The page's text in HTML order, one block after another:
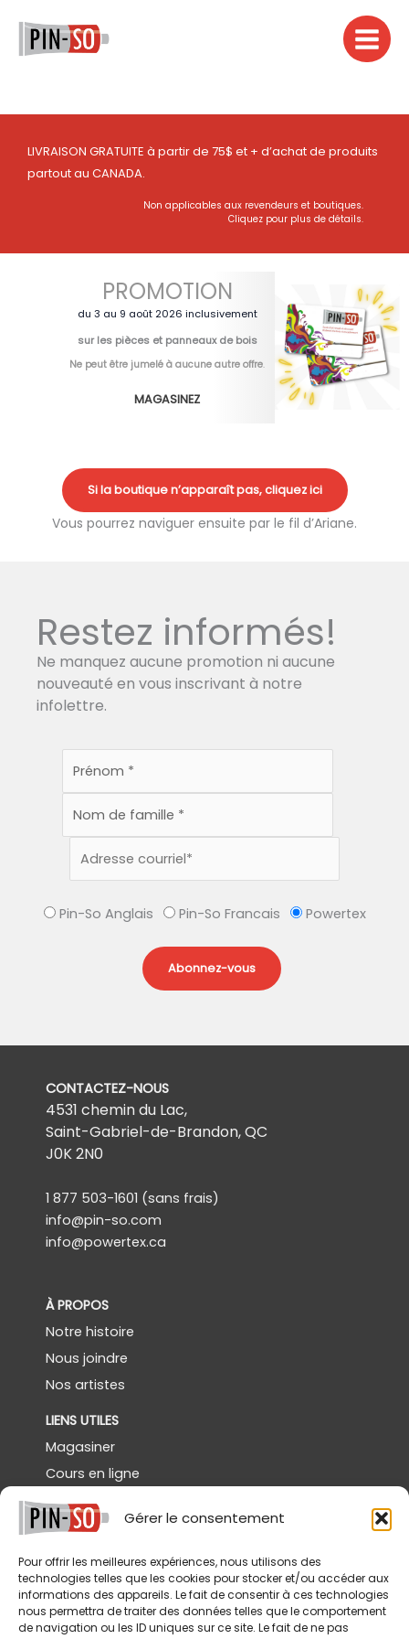
Gérer le consentement
Pour offrir les meilleures expériences, nous utilisons des
technologies telles que les cookies pour stocker et/ou accéder aux
informations des appareils. Le fait de consentir à ces technologies
nous permettra de traiter des données telles que le comportement
de navigation ou les ID uniques sur ce site. Le fait de ne pas
contenu
LIVRAISON GRATUITE à partir de 75$ et + d’achat de produits
partout au CANADA.
Non applicables aux revendeurs et boutiques.
Cliquez pour plus de détails.
PROMOTION
du 3 au 9 août 2026 inclusivement
sur les pièces et panneaux de bois
Ne peut être jumelé à aucune autre offre.
MAGASINEZ
Si la boutique n’apparaît pas, cliquez ici
Vous pourrez naviguer ensuite par le fil d’Ariane.
Restez informés!
Ne manquez aucune promotion ni aucune
nouveauté en vous inscrivant à notre
infolettre.
Pin-So Anglais Pin-So Francais Powertex
CONTACTEZ-NOUS
4531 chemin du Lac,
Saint-Gabriel-de-Brandon, QC
J0K 2N0
1 877 503-1601 (sans frais)
info@pin-so.com
info@powertex.ca
À PROPOS
Notre histoire
Nous joindre
Nos artistes
LIENS UTILES
Magasiner
Cours en ligne
Démos gratuites
Powertex Canada
SERVICES
Livraison